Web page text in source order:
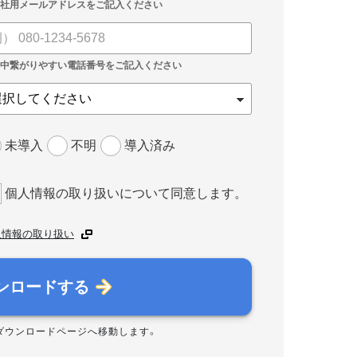
未導入 不明 導入済み
個人情報の取り扱いについて同意します。
報の取り扱い
ロードする
ウンロードページへ移動します。